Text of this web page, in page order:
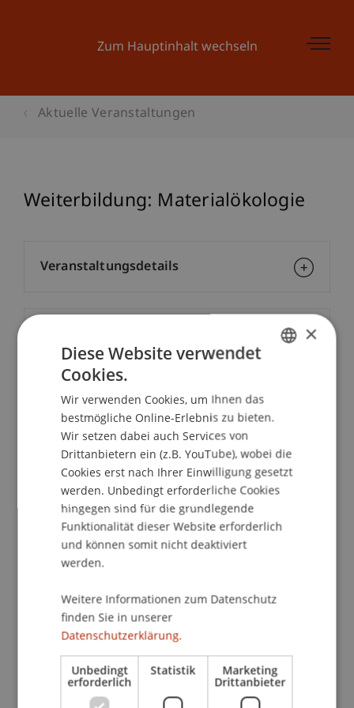
Zum Hauptinhalt wechseln
Aktuelle Veranstaltungen
Weiterbildung: Materialökologie
School/Professur:
Studienverwaltung Bachelorstudiengang
Architektur
Kursleitung
Christoph Ospelt, Dipl.-Natw., SM MIT,
Lehrbeauftragter an der Universität Liechtenstein
Lernergebnisse
2. Einschulung in das Programm Minergie ECO
3. Berechnung von versch. Varianten der
Ausführungen von Baukonstruktionen
4. Anwendung an individuellen Projekten der
Teilnehmer
Veranstaltungsdetails
×
Diese Website verwendet
Cookies.
Wir verwenden Cookies, um Ihnen das
bestmögliche Online-Erlebnis zu bieten.
Wir setzen dabei auch Services von
Drittanbietern ein (z.B. YouTube), wobei die
Cookies erst nach Ihrer Einwilligung gesetzt
werden. Unbedingt erforderliche Cookies
hingegen sind für die grundlegende
Funktionalität dieser Website erforderlich
und können somit nicht deaktiviert
werden.
Weitere Informationen zum Datenschutz
finden Sie in unserer
Datenschutzerklärung.
Unbedingt
erforderlich
Statistik Marketing
Drittanbieter